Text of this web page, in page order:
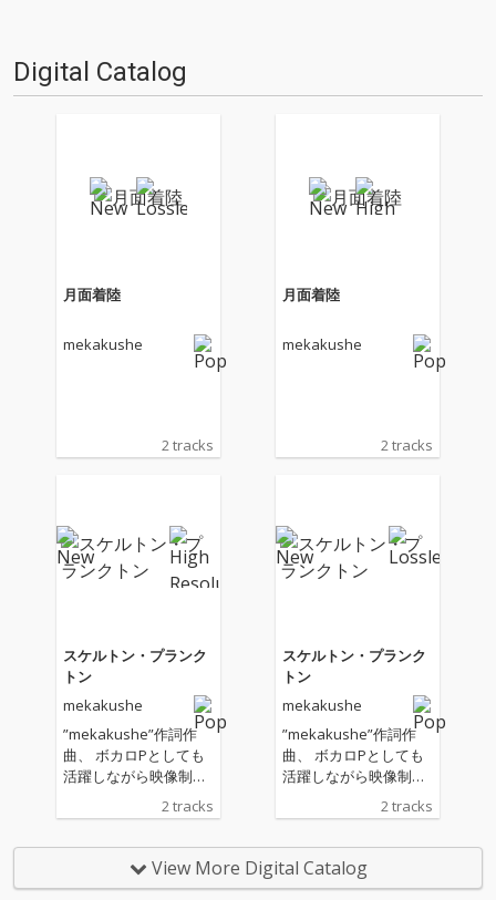
Digital Catalog
月面着陸
mekakushe
2 tracks
月面着陸
mekakushe
2 tracks
スケルトン・プランク
トン
mekakushe
”mekakushe”作詞作
曲、 ボカロPとしても
活躍しながら映像制作
やDJ活動も行うフロク
ロが編曲を手掛ける。
usheの有機的なボーカ
ルと、フロクロらしさ
2 tracks
スケルトン・プランク
トン
mekakushe
”mekakushe”作詞作
曲、 ボカロPとしても
活躍しながら映像制作
やDJ活動も行うフロク
ロが編曲を手掛ける。
usheの有機的なボーカ
ルと、フロクロらしさ
2 tracks
View More Digital Catalog